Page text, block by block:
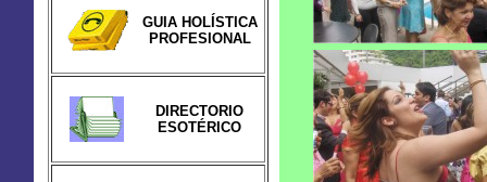
GUIA HOLÍSTICA
PROFESIONAL
DIRECTORIO
ESOTÉRICO